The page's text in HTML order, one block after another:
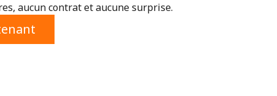
aucun contrat et aucune surprise.